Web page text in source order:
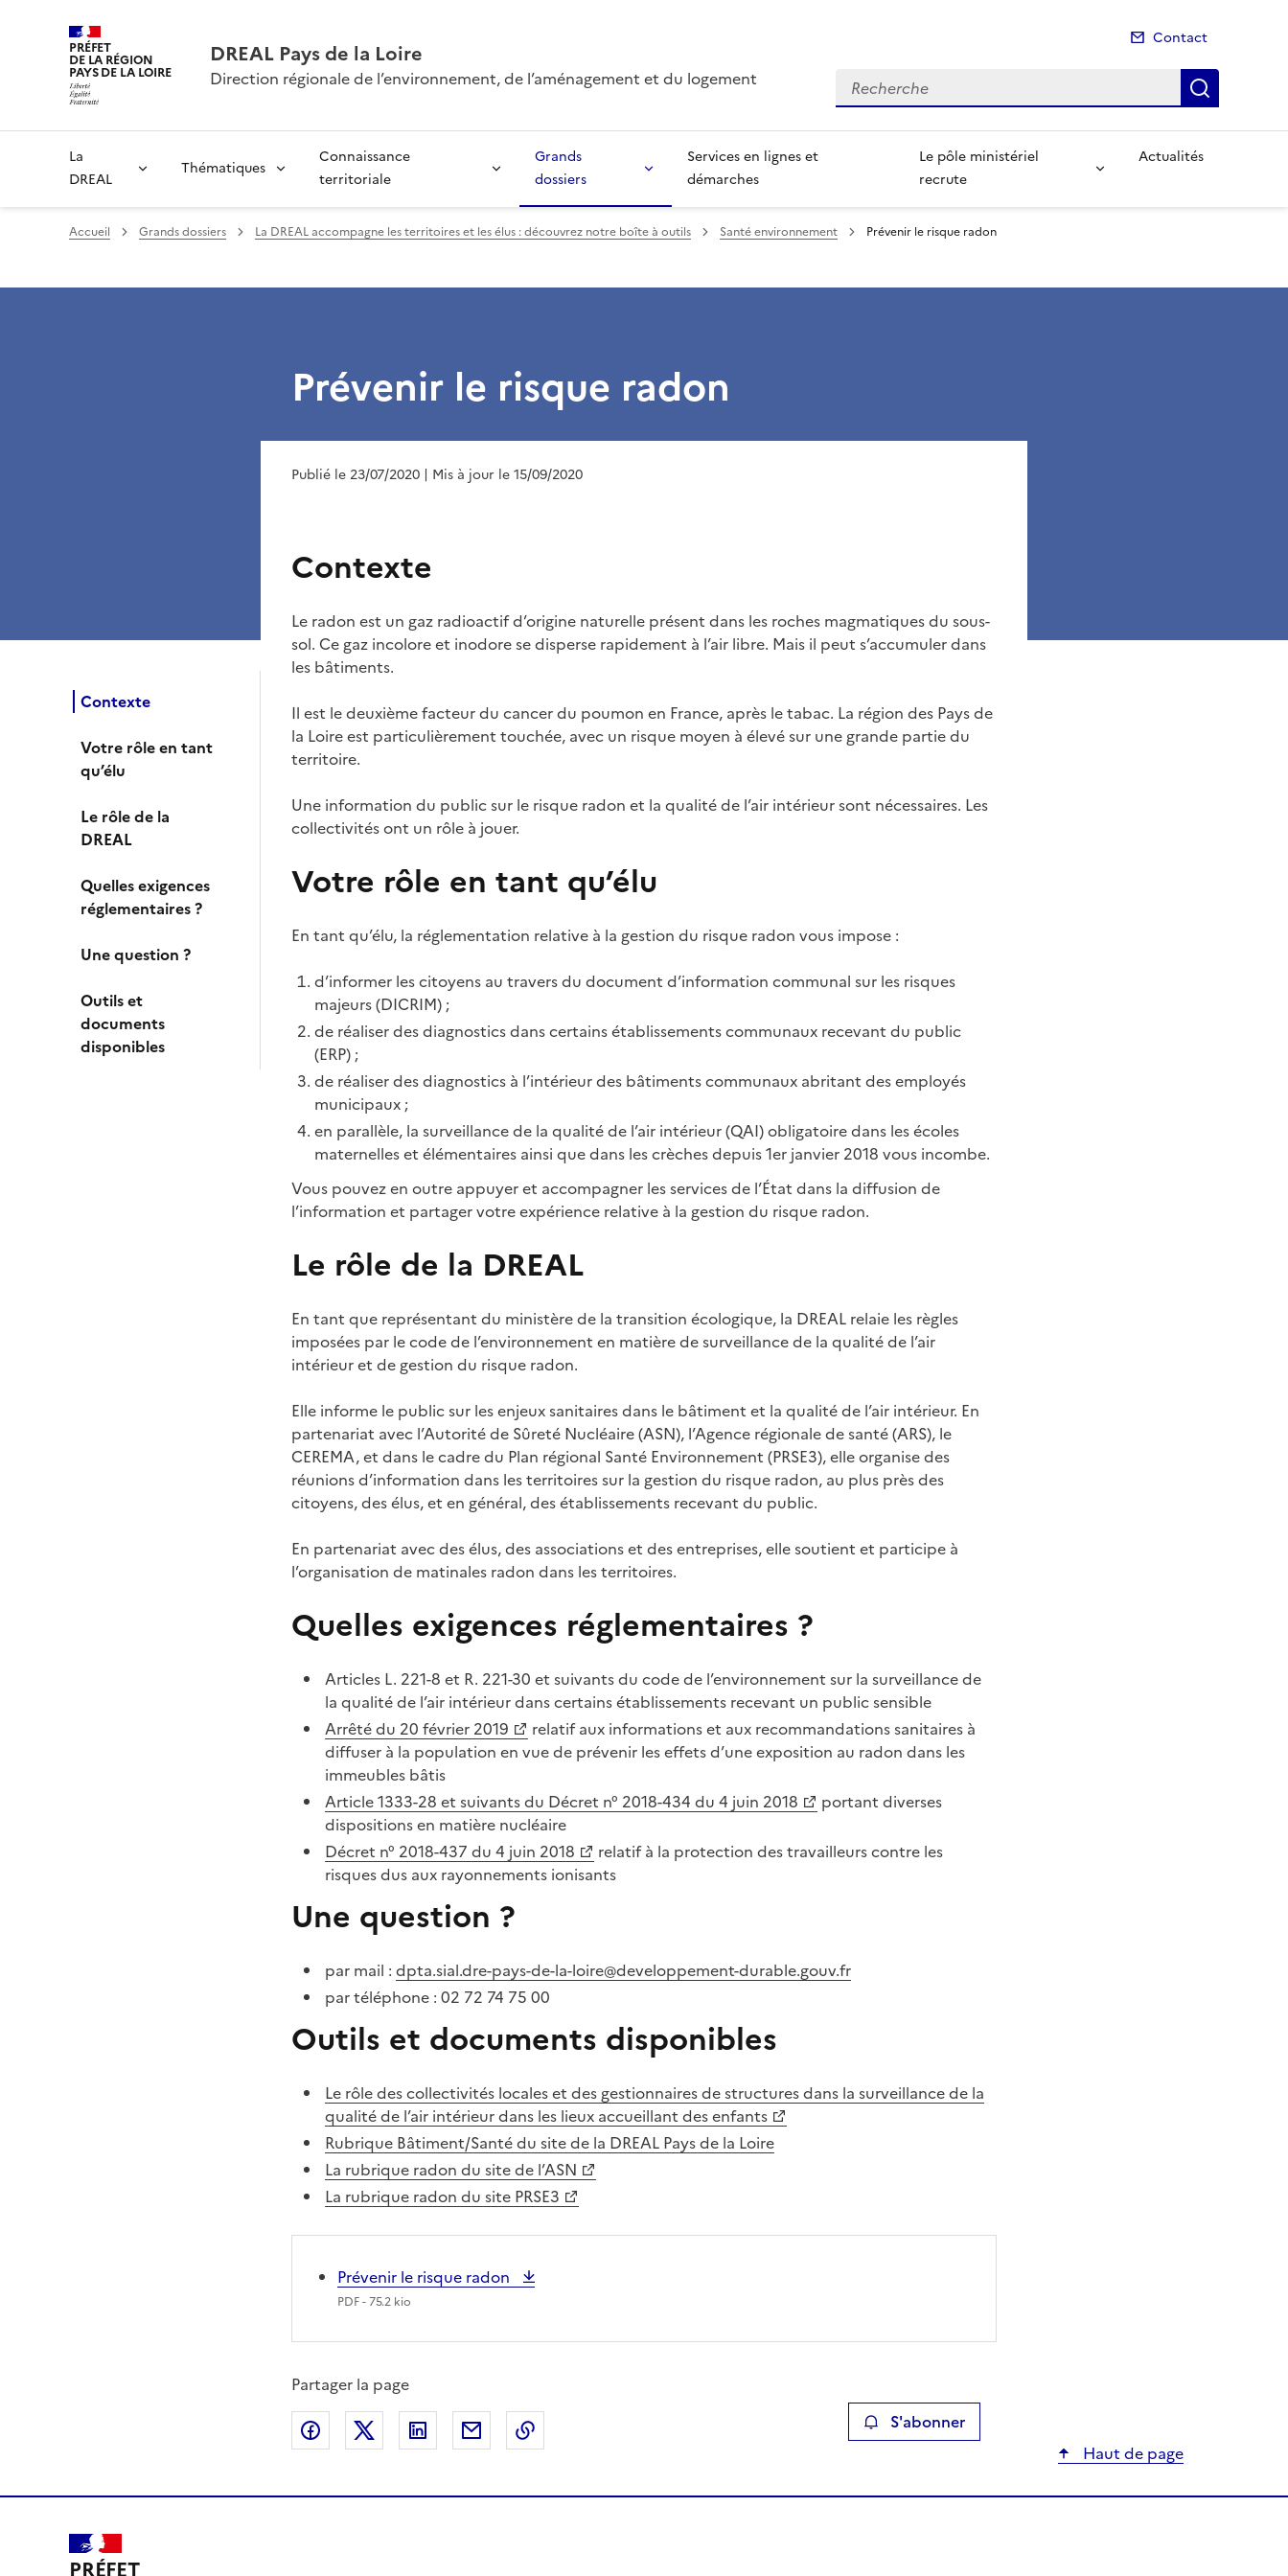
PRÉFET
DE LA RÉGION
PAYS DE LA LOIRE
DREAL Pays de la Loire
Direction régionale de l’environnement, de l’aménagement et du logement
Contact
Recherche
La
DREAL
Thématiques
Connaissance
territoriale
Grands
dossiers
Services en lignes et
démarches
Le pôle ministériel
recrute
Actualités
Accueil Grands dossiers La DREAL accompagne les territoires et les élus : découvrez notre boîte à outils Santé environnement Prévenir le risque radon
Contexte
Votre rôle en tant
qu’élu
Le rôle de la
DREAL
Quelles exigences
réglementaires ?
Une question ?
Outils et
documents
disponibles
Prévenir le risque radon
Publié le 23/07/2020 | Mis à jour le 15/09/2020
Contexte
Le radon est un gaz radioactif d’origine naturelle présent dans les roches magmatiques du sous-
sol. Ce gaz incolore et inodore se disperse rapidement à l’air libre. Mais il peut s’accumuler dans
les bâtiments.
Il est le deuxième facteur du cancer du poumon en France, après le tabac. La région des Pays de
la Loire est particulièrement touchée, avec un risque moyen à élevé sur une grande partie du
territoire.
Une information du public sur le risque radon et la qualité de l’air intérieur sont nécessaires. Les
collectivités ont un rôle à jouer.
Votre rôle en tant qu’élu
En tant qu’élu, la réglementation relative à la gestion du risque radon vous impose :
d’informer les citoyens au travers du document d’information communal sur les risques
majeurs (DICRIM) ;
de réaliser des diagnostics dans certains établissements communaux recevant du public
(ERP) ;
de réaliser des diagnostics à l’intérieur des bâtiments communaux abritant des employés
municipaux ;
en parallèle, la surveillance de la qualité de l’air intérieur (QAI) obligatoire dans les écoles
maternelles et élémentaires ainsi que dans les crèches depuis 1er janvier 2018 vous incombe.
Vous pouvez en outre appuyer et accompagner les services de l’État dans la diffusion de
l’information et partager votre expérience relative à la gestion du risque radon.
Le rôle de la DREAL
En tant que représentant du ministère de la transition écologique, la DREAL relaie les règles
imposées par le code de l’environnement en matière de surveillance de la qualité de l’air
intérieur et de gestion du risque radon.
Elle informe le public sur les enjeux sanitaires dans le bâtiment et la qualité de l’air intérieur. En
partenariat avec l’Autorité de Sûreté Nucléaire (ASN), l’Agence régionale de santé (ARS), le
CEREMA, et dans le cadre du Plan régional Santé Environnement (PRSE3), elle organise des
réunions d’information dans les territoires sur la gestion du risque radon, au plus près des
citoyens, des élus, et en général, des établissements recevant du public.
En partenariat avec des élus, des associations et des entreprises, elle soutient et participe à
l’organisation de matinales radon dans les territoires.
Quelles exigences réglementaires ?
Articles L. 221-8 et R. 221-30 et suivants du code de l’environnement sur la surveillance de
la qualité de l’air intérieur dans certains établissements recevant un public sensible
Arrêté du 20 février 2019
relatif aux informations et aux recommandations sanitaires à
diffuser à la population en vue de prévenir les effets d’une exposition au radon dans les
immeubles bâtis
Article 1333-28 et suivants du Décret n° 2018-434 du 4 juin 2018
portant diverses
dispositions en matière nucléaire
Décret n° 2018-437 du 4 juin 2018
relatif à la protection des travailleurs contre les
risques dus aux rayonnements ionisants
Une question ?
par mail :dpta.sial.dre-pays-de-la-loire@developpement-durable.gouv.fr
par téléphone : 02 72 74 75 00
Outils et documents disponibles
Le rôle des collectivités locales et des gestionnaires de structures dans la surveillance de la
qualité de l’air intérieur dans les lieux accueillant des enfants
Rubrique Bâtiment/Santé du site de la DREAL Pays de la Loire
La rubrique radon du site de l’ASN
La rubrique radon du site PRSE3
Prévenir le risque radon
PDF- 75.2 kio
Partager la page
Partager sur Facebook
Partager sur XPartager sur LinkedIn
Partager par emailCopier le lien de la page dans le presse-papier S'abonner
Haut de page
PRÉFET